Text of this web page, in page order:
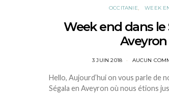
OCCITANIE WEEK
Week end dans le
Aveyron
POSTED
3 JUIN 2018 AUCUN
Hello, Aujourd’hui on vous parle de
Ségala en Aveyron où nous étions